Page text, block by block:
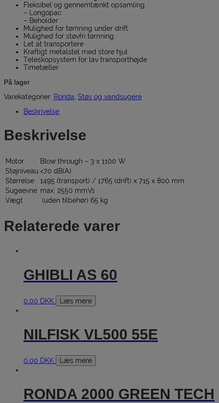
Fleksibel og gennemtænkt opsamling
– Longopac
– Beholder
Mulighed for tømning under drift
Mulighed for støvfri tømning
Let at transportere
Kraftigt metalstel med store hjul
Teleskopsystem for lav transporthøjde
Timetæller
På lager
Varekategorier: Ronda, Støv og vandsugere
Beskrivelse
Beskrivelse
Motor
Blow through – 3 x 1100 W
Støjniveau <70 dB(A)
Størrelse
1495 (transport) / 1765 (drift) x 715 x 800 mm
Sugeevne max. 2550 mmVs
Vægt
(uden tilbehør) 65 kg
Relaterede varer
GHIBLI AS 60
0,00 DKK Læs mere
NILFISK VL500 55E
0,00 DKK Læs mere
RONDA 2000 GREEN TECH